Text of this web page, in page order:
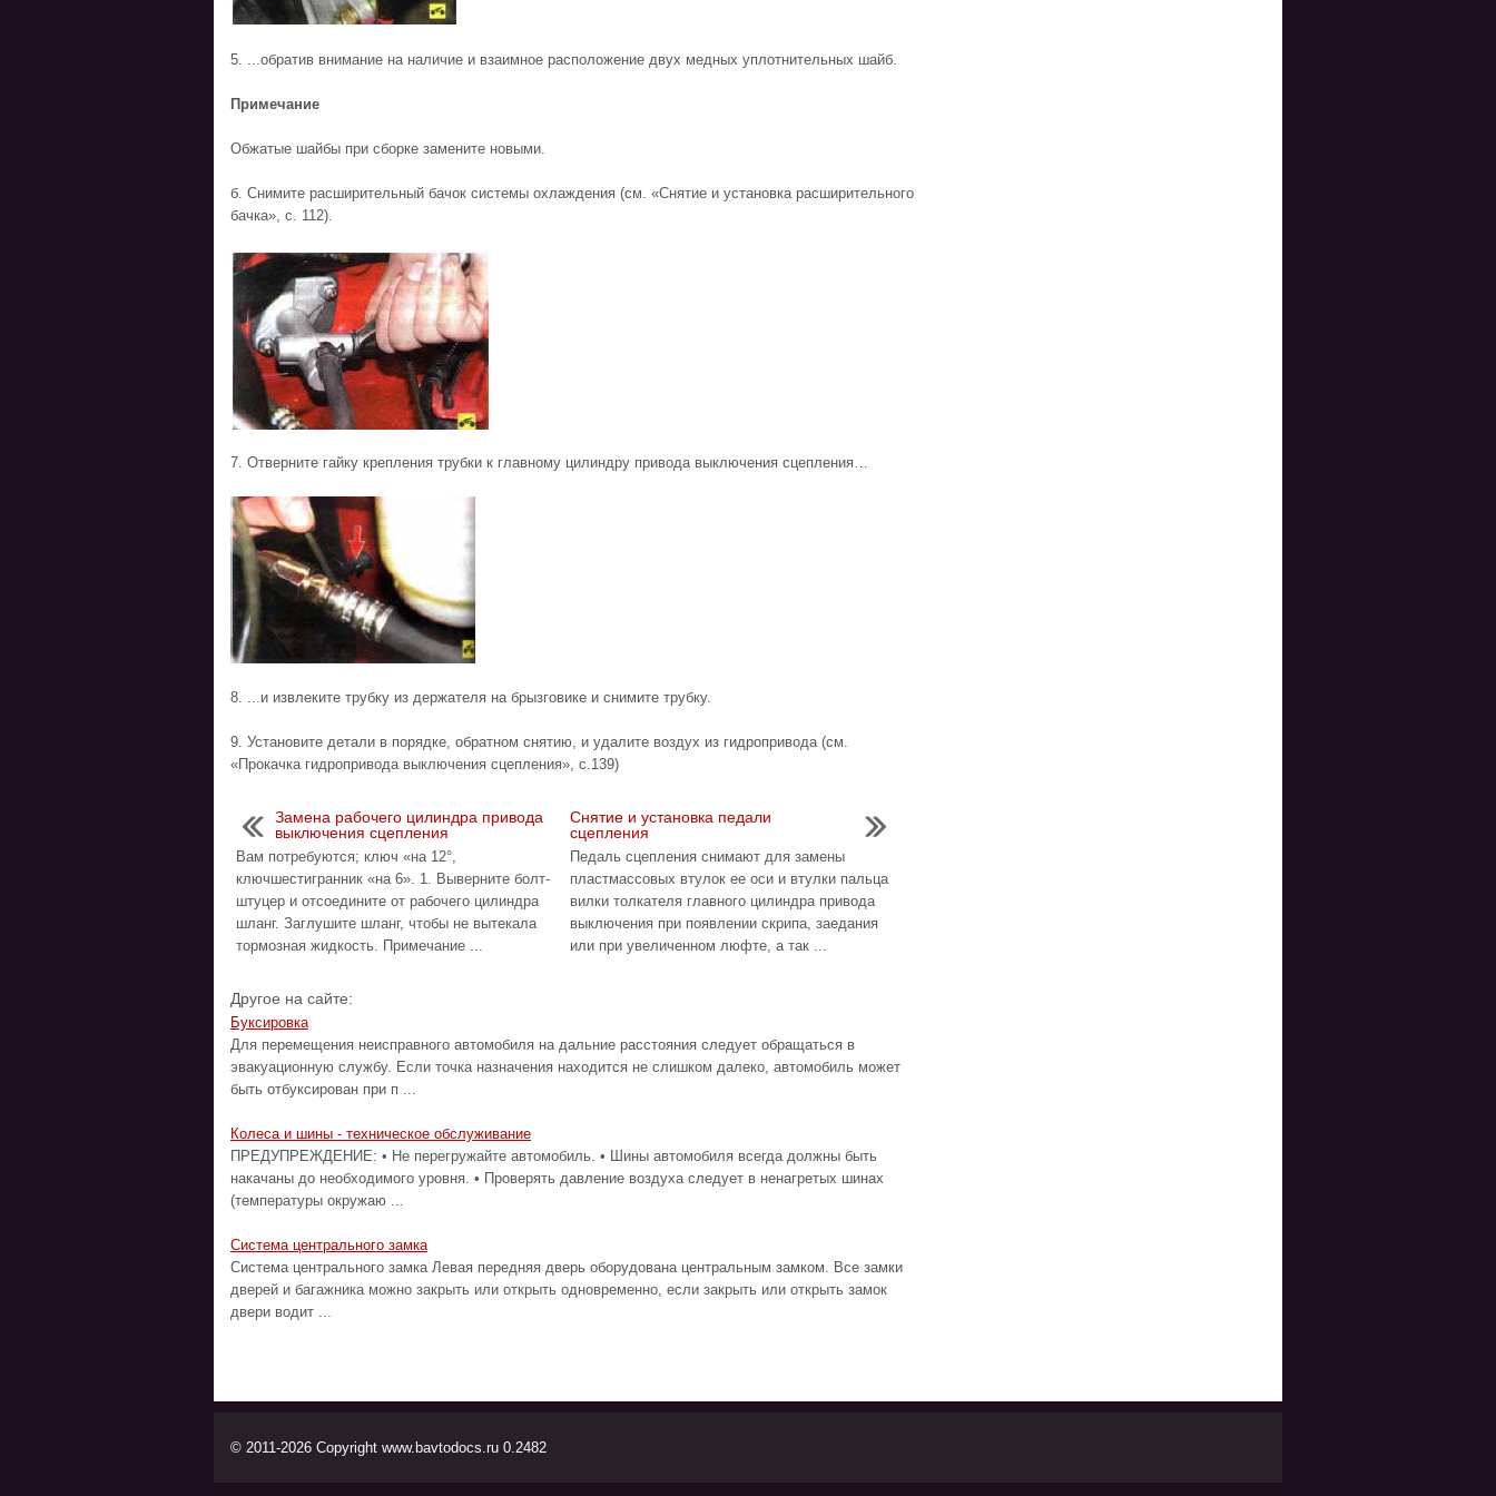
5. ...обратив внимание на наличие и взаимное расположение двух медных уплотнительных шайб.
Примечание
Обжатые шайбы при сборке замените новыми.
б. Снимите расширительный бачок системы охлаждения (см. «Снятие и установка расширительного
бачка», с. 112).
7. Отверните гайку крепления трубки к главному цилиндру привода выключения сцепления…
8. ...и извлеките трубку из держателя на брызговике и снимите трубку.
9. Установите детали в порядке, обратном снятию, и удалите воздух из гидропривода (см.
«Прокачка гидропривода выключения сцепления», с.139)
Замена рабочего цилиндра привода
выключения сцепления
Вам потребуются; ключ «на 12°,
ключшестигранник «на 6». 1. Выверните болт-
штуцер и отсоедините от рабочего цилиндра
шланг. Заглушите шланг, чтобы не вытекала
тормозная жидкость. Примечание ...
Снятие и установка педали
сцепления
Педаль сцепления снимают для замены
пластмассовых втулок ее оси и втулки пальца
вилки толкателя главного цилиндра привода
выключения при появлении скрипа, заедания
или при увеличенном люфте, а так ...
Другое на сайте:
Буксировка
Для перемещения неисправного автомобиля на дальние расстояния следует обращаться в
эвакуационную службу. Если точка назначения находится не слишком далеко, автомобиль может
быть отбуксирован при п ...
Колеса и шины - техническое обслуживание
ПРЕДУПРЕЖДЕНИЕ: • Не перегружайте автомобиль. • Шины автомобиля всегда должны быть
накачаны до необходимого уровня. • Проверять давление воздуха следует в ненагретых шинах
(температуры окружаю ...
Система центрального замка
Система центрального замка Левая передняя дверь оборудована центральным замком. Все замки
дверей и багажника можно закрыть или открыть одновременно, если закрыть или открыть замок
двери водит ...
© 2011-2026 Copyright www.bavtodocs.ru 0.2482